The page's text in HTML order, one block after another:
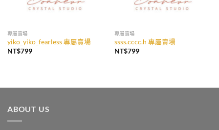
專屬賣場
yiko_yiko_fearless 專屬賣場
NT$799
專屬賣場
ssss.cccc.h 專屬賣場
NT$799
ABOUT US